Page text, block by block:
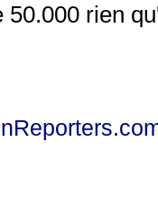
50.000 rien